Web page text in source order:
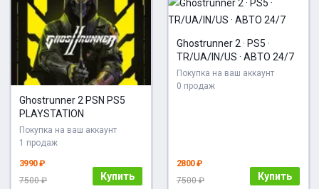
Ghostrunner 2 PSN PS5
PLAYSTATION
Покупка на ваш аккаунт
1 продаж
3990 ₽
7500 ₽
Купить
Ghostrunner 2 · PS5 ·
TR/UA/IN/US · АВТО 24/7
Покупка на ваш аккаунт
0 продаж
2800 ₽
7500 ₽
Купить